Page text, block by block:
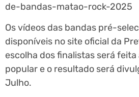
de-bandas-matao-rock-2025
Os vídeos das bandas pré-
disponíveis no site oficial da
escolha dos finalistas será
popular e o resultado será
Julho.